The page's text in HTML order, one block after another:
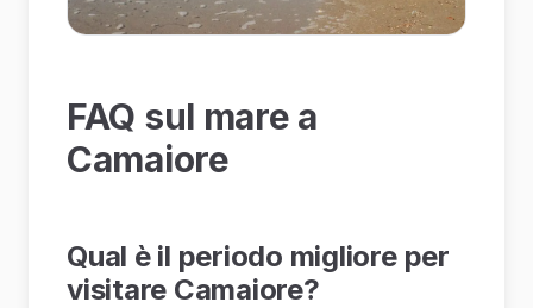
FAQ sul mare a
Camaiore
Qual è il periodo migliore per
visitare Camaiore?